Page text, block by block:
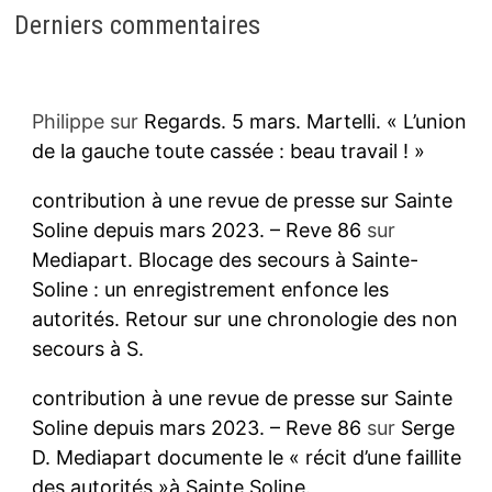
Derniers commentaires
Philippesur Regards. 5 mars. Martelli. « L’union
de la gauche toute cassée : beau travail ! »
contribution à une revue de presse sur Sainte
Soline depuis mars 2023. – Reve 86 sur
Mediapart. Blocage des secours à Sainte-
Soline : un enregistrement enfonce les
autorités. Retour sur une chronologie des non
secours à S.
contribution à une revue de presse sur Sainte
Soline depuis mars 2023. – Reve 86 sur Serge
D. Mediapart documente le « récit d’une faillite
des autorités »à Sainte Soline.